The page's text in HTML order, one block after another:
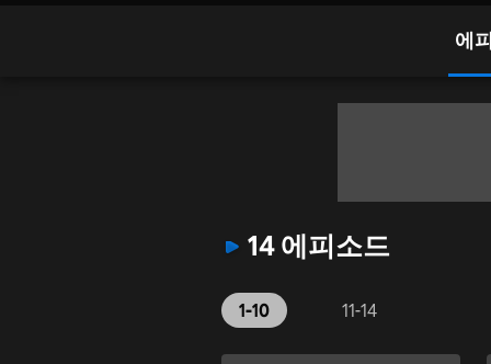
에
14 에피소드
1-10 11-14